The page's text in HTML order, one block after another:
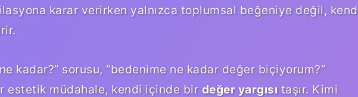
karar verirken yalnızca toplumsal beğeniye değil,
kadar?” sorusu, “bedenime ne kadar değer biçiyorum?”
estetik müdahale, kendi içinde bir değer yargısıtaşır. Kimi